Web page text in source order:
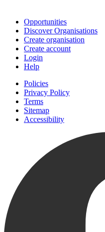
Opportunities
Discover Organisations
Create organisation
Create account
Login
Help
Policies
Privacy Policy
Terms
Sitemap
Accessibility